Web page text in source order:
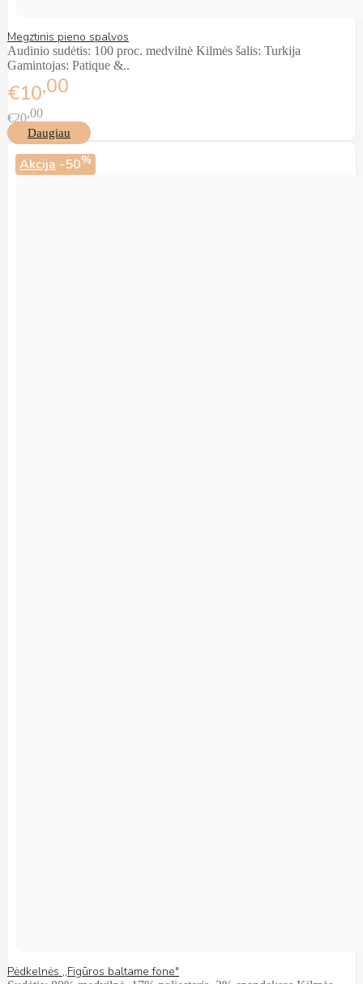
Megztinis pieno spalvos
Audinio sudėtis: 100 proc. medvilnė Kilmės šalis: Turkija
Gamintojas: Patique &..
€10 00
€20 00
Daugiau
Akcija -50%
Pėdkelnės ,,Figūros baltame fone"